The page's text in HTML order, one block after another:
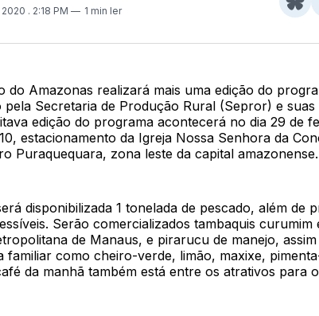
. 2:18 PM 1 min ler
do Amazonas realizará mais uma edição do
pela Secretaria de Produção Rural (Sepror) e
edição do programa acontecerá no dia 29 de
estacionamento da Igreja Nossa Senhora da
Puraquequara, zona leste da capital amazonense.
disponibilizada 1 tonelada de pescado, além de
Serão comercializados tambaquis
de Manaus, e pirarucu de manejo,
familiar como cheiro-verde, limão, maxixe,
da manhã também está entre os atrativos para